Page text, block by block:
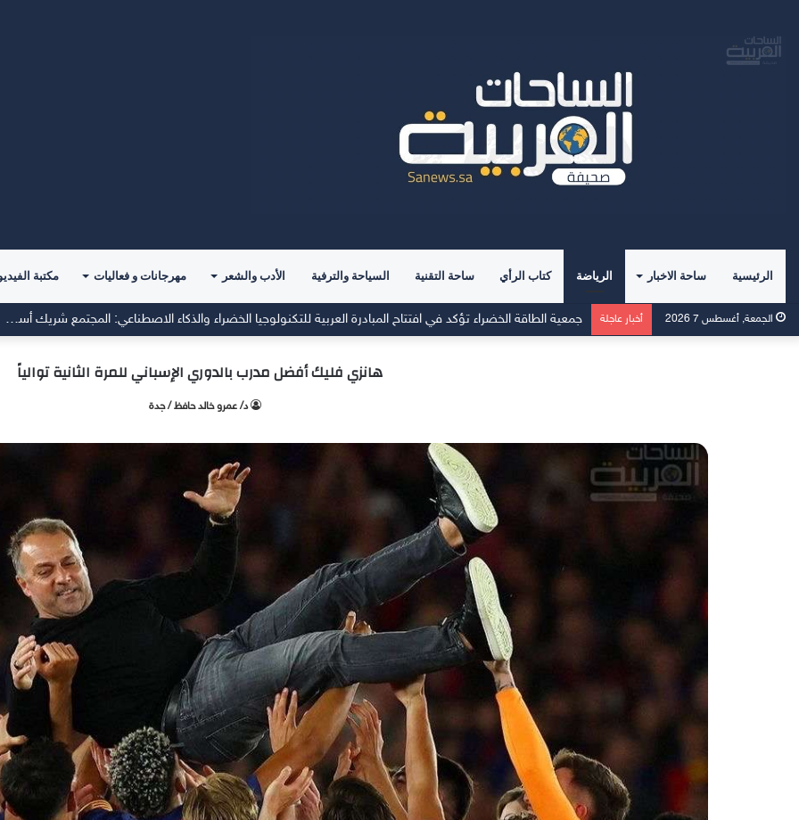
الرئيسية ساحة الاخبار الرياضة كتاب الرأي ساحة التقنية السياحة والترفية الأدب والشعر مهرجانات و فعاليات مكتبة
الجمعة, أغسطس 7 2026 أخبار عاجلة جمعية الطاقة الخضراء تؤكد في افتتاح المبادرة العربية للتكنولوجيا الخضراء والذكاء الاصطناعي: المجتمع شريك أساسي في صناعة المستقبل المستدام
هانزي فليك أفضل مدرب بالدوري الإسباني للمرة الثانية توالياً
د/ عمرو خالد حافظ / جدة